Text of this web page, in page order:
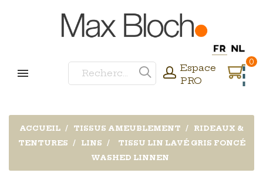
Espace
PRO
0
ACCUEIL TISSUS AMEUBLEMENT
RIDEAUX &
TENTURES
LINS
TISSU LIN LAVÉ GRIS FONCÉ
WASHED LINNEN